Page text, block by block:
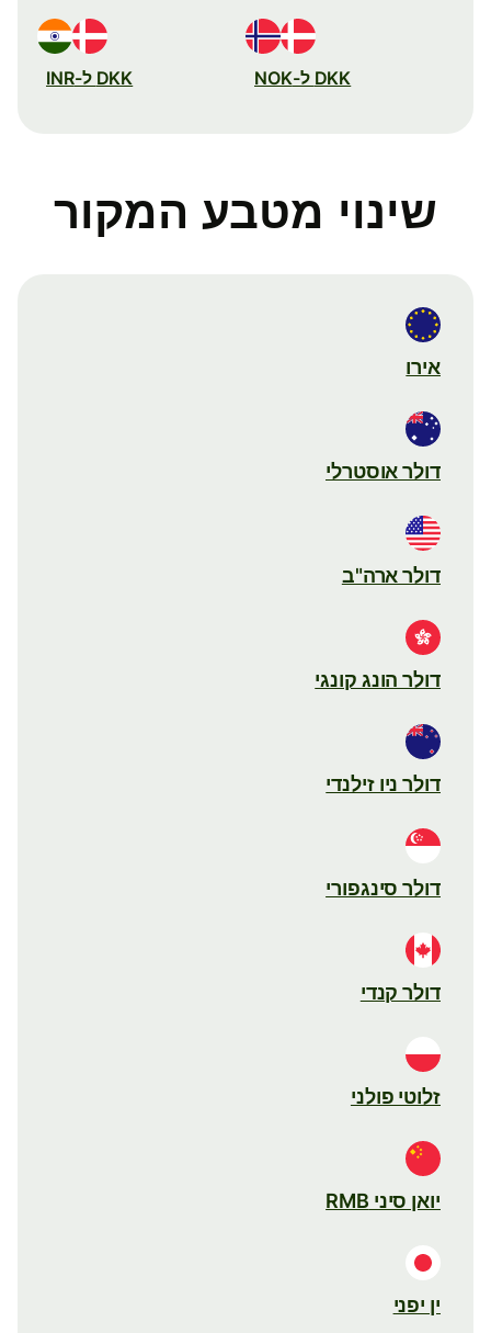
DKK ל-NOK DKK ל-INR
שינוי מטבע המקור
אירו
דולר אוסטרלי
דולר ארה"ב
דולר הונג קונגי
דולר ניו זילנדי
דולר סינגפורי
דולר קנדי
זלוטי פולני
יואן סיני RMB
ין יפני